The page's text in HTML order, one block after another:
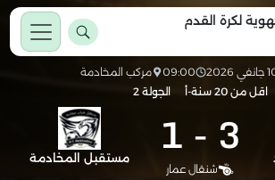
لكرة القدم
09:00
مركب المخادمة
اقل من 20 سنة-أ
الجولة 2
3
-
1
شنقال عمار
مستقبل المخادمة